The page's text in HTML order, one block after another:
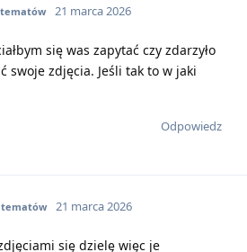
21 marca 2026
się was zapytać czy zdarzyło
swoje zdjęcia. Jeśli tak to w jaki
Odpowiedz
21 marca 2026
się dzielę więc je